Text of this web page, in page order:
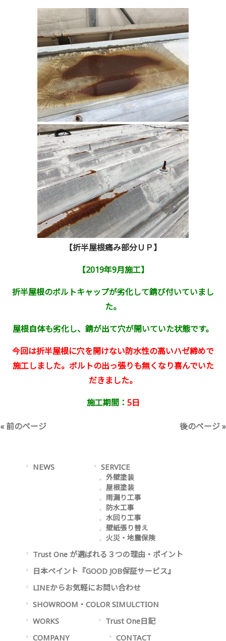
【折半屋根痛み部分ＵＰ】
【2019年9月施工】
折半屋根のボルトキャップが劣化して錆び付いていまし
た。
屋根自体も劣化し、錆が出て穴が開いていた状態です。
今回は折半屋根に穴を開けない防水性の高いハゼ締めで
施工しました。ボルトの出っ張りも無くなり喜んでいた
だきました。
施工期間： 5日
« 前のページ 後のページ »
NEWS SERVICE
外壁塗装
屋根塗装
雨漏り工事
防水工事
水回り工事
壁紙張り替え
火災・地震保険
Trust One が選ばれる３つの理由・ポイント
日本ペイント『GOOD JOB保証サービス』
LINEからお気軽にお問い合わせ
SHOWROOM・COLOR SIMULCTION
WORKS
Trust One日記
COMPANY
CONTACT